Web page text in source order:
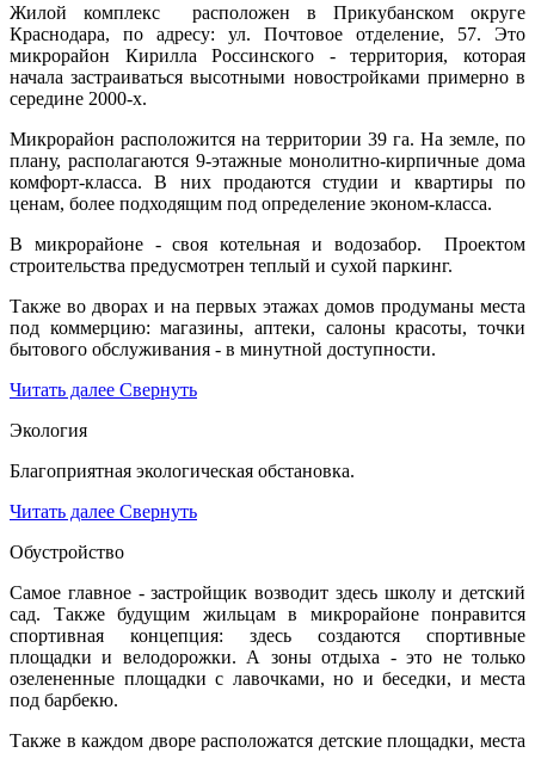
Жилой комплекс расположен в Прикубанском округе
Краснодара, по адресу: ул. Почтовое отделение, 57. Это
микрорайон Кирилла Россинского - территория, которая
начала застраиваться высотными новостройками примерно в
середине 2000-х.
Микрорайон расположится на территории 39 га. На земле, по
плану, располагаются 9-этажные монолитно-кирпичные дома
комфорт-класса. В них продаются студии и квартиры по
ценам, более подходящим под определение эконом-класса.
В микрорайоне - своя котельная и водозабор. Проектом
строительства предусмотрен теплый и сухой паркинг.
Также во дворах и на первых этажах домов продуманы места
под коммерцию: магазины, аптеки, салоны красоты, точки
бытового обслуживания - в минутной доступности.
Читать далее Свернуть
Экология
Благоприятная экологическая обстановка.
Читать далее Свернуть
Обустройство
Самое главное - застройщик возводит здесь школу и детский
сад. Также будущим жильцам в микрорайоне понравится
спортивная концепция: здесь создаются спортивные
площадки и велодорожки. А зоны отдыха - это не только
озелененные площадки с лавочками, но и беседки, и места
под барбекю.
Также в каждом дворе расположатся детские площадки, места